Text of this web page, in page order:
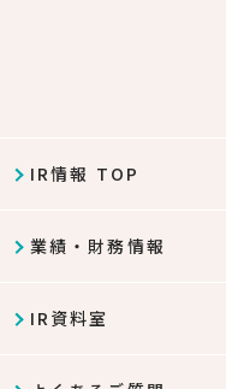
IR情報 TOP
業績・財務情報
IR資料室